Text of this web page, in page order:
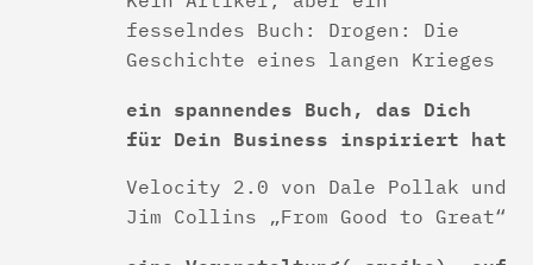
fesselndes Buch: Drogen: Die
Geschichte eines langen Krieges
ein spannendes Buch, das Dich
für Dein Business inspiriert hat
Velocity 2.0 von Dale Pollak und
Jim Collins „From Good to Great“